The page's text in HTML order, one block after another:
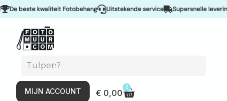
beste kwaliteit Fotobehang Uitstekende service Supersnelle levering &
MIJN ACCOUNT € 0,00
0